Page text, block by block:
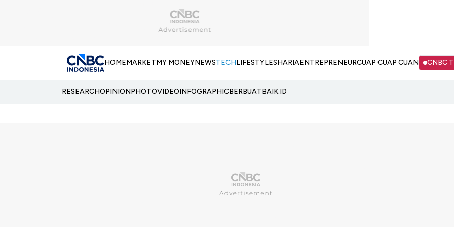
HOMEMARKETMY MONEYNEWSTECHLIFESTYLESHARIAENTREPRENEURCUAP CUAP CUAN CNBC
RESEARCHOPINIONPHOTOVIDEOINFOGRAPHICBERBUATBAIK.ID